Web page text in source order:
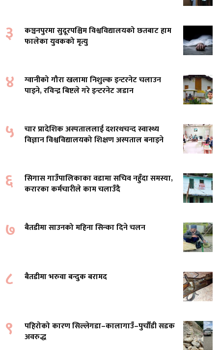
३
कञ्चनपुरमा सुदूरपश्चिम विश्वविद्यालयको छतबाट हाम
फालेका युवकको मृत्यु
४
ग्वानीको गौरा खलामा निशुल्क इन्टरनेट चलाउन
पाइने, रविन्द्र बिष्टले गरे इन्टरनेट जडान
५
चार प्रादेशिक अस्पताललाई दशरथचन्द स्वास्थ्य
विज्ञान विश्वविद्यालयको शिक्षण अस्पताल बनाइने
६
सिगास गाउँपालिकाका वडामा सचिव नहुँदा समस्या,
करारका कर्मचारीले काम चलाउँदै
७ बैतडीमा साउनको महिना सिन्का दिने चलन
८ बैतडीमा भरुवा बन्दुक बरामद
९
पहिरोको कारण सिल्लेगडा–कालागाउँ–पुर्चौंडी सडक
अवरुद्ध